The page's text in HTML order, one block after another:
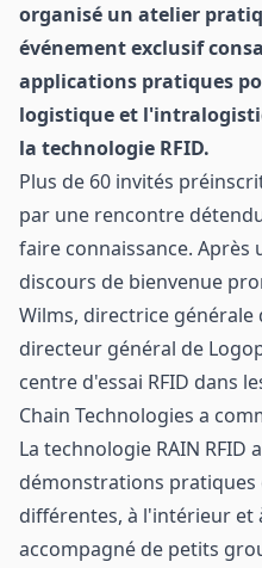
organisé un atelier
événement exclusif
applications pratiques
logistique et
la technologie RFID.
Plus de 60 invités
par une rencontre
faire connaissance. Après
discours de bienvenue
Wilms, directrice générale
directeur général de
centre d'essai RFID dans
Chain Technologies a
La technologie RAIN RFID
démonstrations
différentes, à l'intérieur et
accompagné de petits